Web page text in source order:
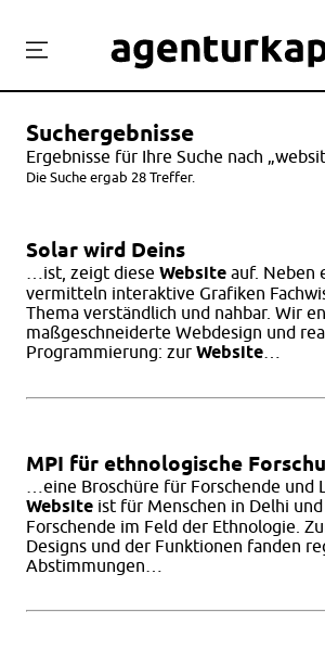
Suchergebnisse
Ergebnisse für Ihre Suche nach
Die Suche ergab 28 Treffer.
Solar wird Deins
…ist, zeigt diese Website auf. Neben
vermitteln interaktive Grafiken
Thema verständlich und nahbar. Wir
maßgeschneiderte Webdesign und
Programmierung: zur Website
MPI für ethnologische
…eine Broschüre für Forschende und
Website ist für Menschen in Delhi
Forschende im Feld der Ethnologie.
Designs und der Funktionen fanden
Abstimmungen…